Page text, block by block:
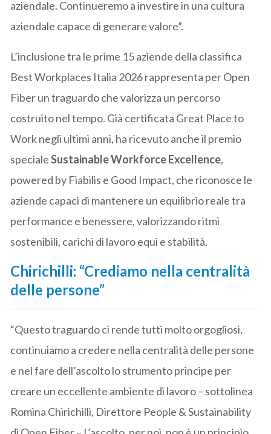
aziendale. Continueremo a investire in una cultura
aziendale capace di generare valore”.
L’inclusione tra le prime 15 aziende della classifica
Best Workplaces Italia 2026 rappresenta per Open
Fiber un traguardo che valorizza un percorso
costruito nel tempo. Già certificata Great Place to
Work negli ultimi anni, ha ricevuto anche il premio
specialeSustainable Workforce Excellence,
powered by Fiabilis e Good Impact, che riconosce le
aziende capaci di mantenere un equilibrio reale tra
performance e benessere, valorizzando ritmi
sostenibili, carichi di lavoro equi e stabilità.
Chirichilli: “Crediamo nella centralità
delle persone”
“Questo traguardo ci rende tutti molto orgogliosi,
continuiamo a credere nella centralità delle persone
e nel fare dell’ascolto lo strumento principe per
creare un eccellente ambiente di lavoro – sottolinea
Romina Chirichilli, Direttore People & Sustainability